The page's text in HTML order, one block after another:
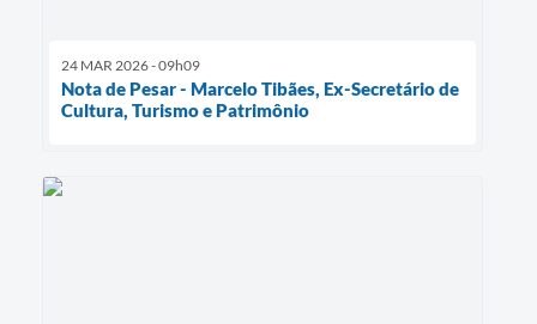
24 MAR 2026 - 09h09
Nota de Pesar - Marcelo Tibães, Ex-Secretário de
Cultura, Turismo e Patrimônio